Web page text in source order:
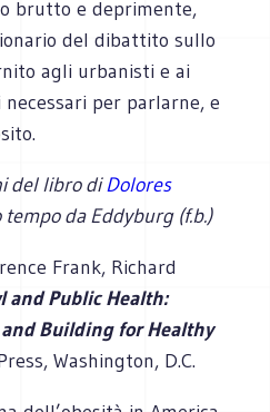
brutto e deprimente,
del dibattito sullo
agli urbanisti e ai
per parlarne, e
del libro diDolores
da Eddyburg (f.b.)
Frank, Richard
and Public Health:
Building for Healthy
Washington, D.C.